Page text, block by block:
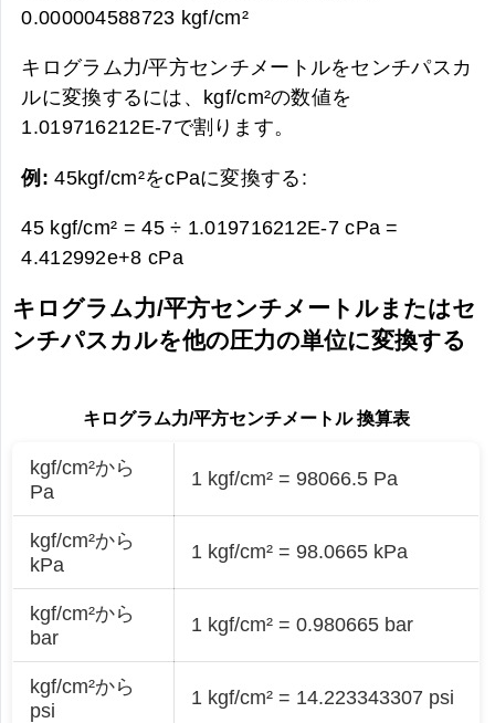
0.000004588723 kgf/cm²
キログラム力/平方センチメートルをセンチパスカ
ルに変換するには、kgf/cm²の数値を
1.019716212E-7で割ります。
例:45kgf/cm²をcPaに変換する:
45 kgf/cm² = 45 ÷ 1.019716212E-7 cPa =
4.412992e+8 cPa
キログラム力/平方センチメートルまたはセ
ンチパスカルを他の圧力の単位に変換する
キログラム力/平方センチメートル 換算表
kgf/cm²から
Pa
1 kgf/cm² = 98066.5 Pa
kgf/cm²から
kPa
1 kgf/cm² = 98.0665 kPa
kgf/cm²から
bar
1 kgf/cm² = 0.980665 bar
kgf/cm²から
psi
1 kgf/cm² = 14.223343307 psi